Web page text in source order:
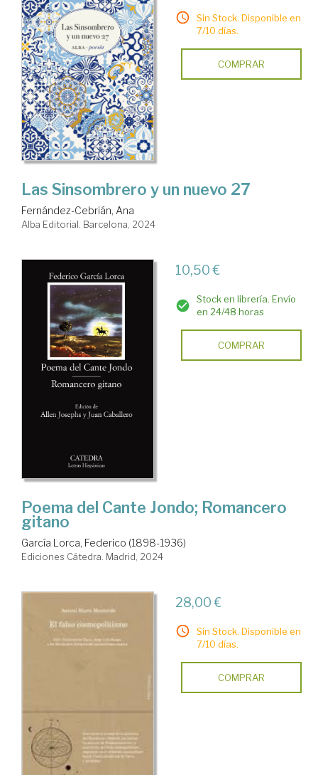
Sin Stock. Disponible en
7/10 días.
COMPRAR
Las Sinsombrero y un nuevo 27
Fernández-Cebrián, Ana
Alba Editorial. Barcelona, 2024
10,50 €
Stock en librería. Envío
en 24/48 horas
COMPRAR
Poema del Cante Jondo; Romancero
gitano
García Lorca, Federico (1898-1936)
Ediciones Cátedra. Madrid, 2024
28,00 €
Sin Stock. Disponible en
7/10 días.
COMPRAR